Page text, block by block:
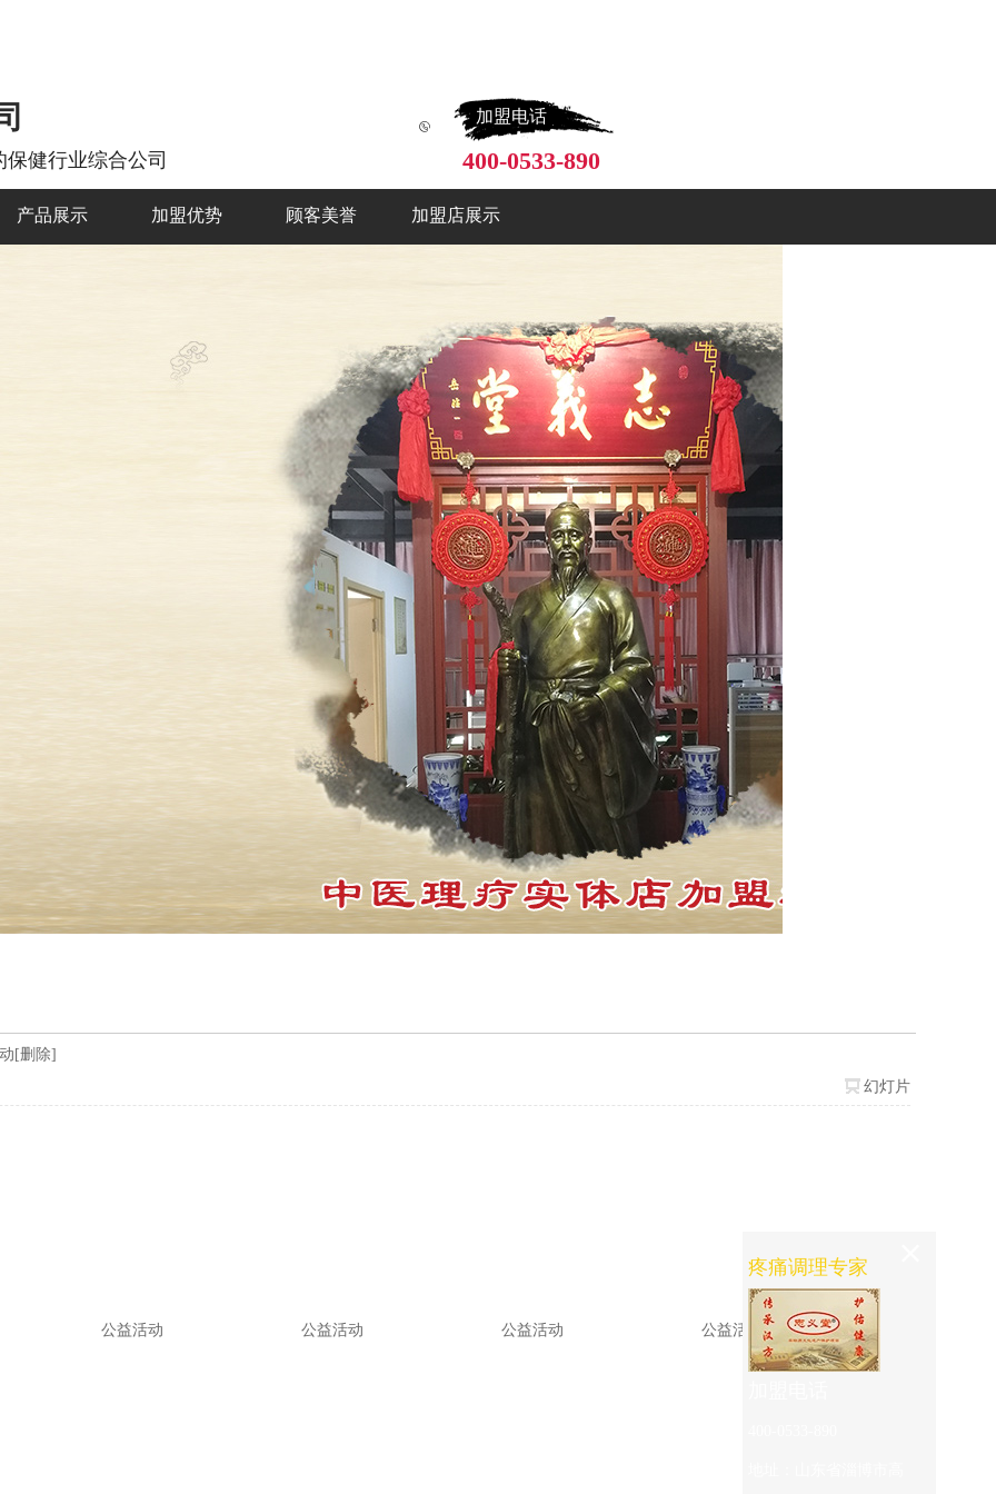
保健行业综合公司 400-0533-890
加盟电话
产品展示 加盟优势 顾客美誉 加盟店展示
[删除]
幻灯片
公益活动 公益活动 公益活动 公益活动
疼痛调理专家